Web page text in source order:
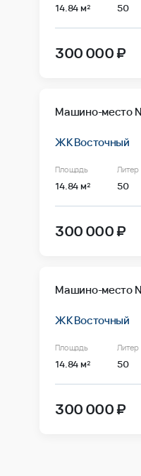
14.84 м² 50
300 000 ₽
Машино-место
ЖК Восточный
Площадь
14.84 м²
Литер
50
300 000 ₽
Машино-место
ЖК Восточный
Площадь
14.84 м²
Литер
50
300 000 ₽